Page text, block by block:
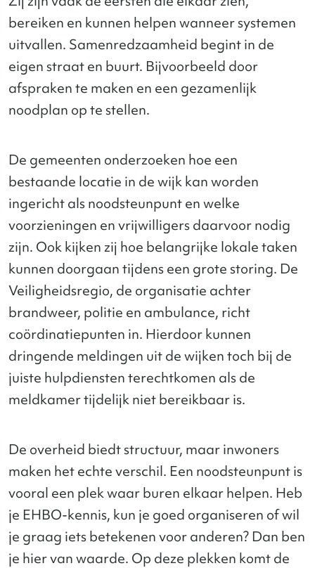
bereiken en kunnen helpen wanneer systemen
uitvallen. Samenredzaamheid begint in de
eigen straat en buurt. Bijvoorbeeld door
afspraken te maken en een gezamenlijk
noodplan op te stellen.
De gemeenten onderzoeken hoe een
bestaande locatie in de wijk kan worden
ingericht als noodsteunpunt en welke
voorzieningen en vrijwilligers daarvoor nodig
zijn. Ook kijken zij hoe belangrijke lokale taken
kunnen doorgaan tijdens een grote storing. De
Veiligheidsregio, de organisatie achter
brandweer, politie en ambulance, richt
coördinatiepunten in. Hierdoor kunnen
dringende meldingen uit de wijken toch bij de
juiste hulpdiensten terechtkomen als de
meldkamer tijdelijk niet bereikbaar is.
De overheid biedt structuur, maar inwoners
maken het echte verschil. Een noodsteunpunt is
vooral een plek waar buren elkaar helpen. Heb
je EHBO-kennis, kun je goed organiseren of wil
je graag iets betekenen voor anderen? Dan ben
je hier van waarde. Op deze plekken komt de